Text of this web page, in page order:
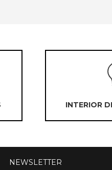
INTERIOR
NEWSLETTER